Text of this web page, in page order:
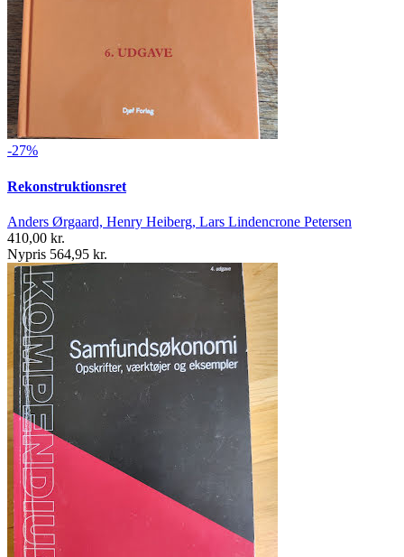
-27%
Rekonstruktionsret
Anders Ørgaard, Henry Heiberg, Lars Lindencrone Petersen
410,00 kr.
Nypris 564,95 kr.